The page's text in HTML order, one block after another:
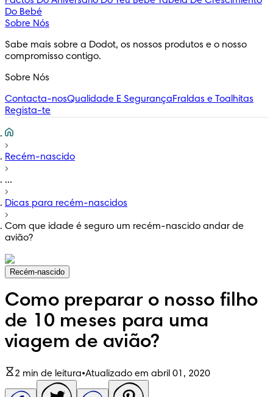
Do Bebé
Sobre Nós
Sabe mais sobre a Dodot, os nossos produtos e o nosso
compromisso contigo.
Sobre Nós
Contacta-nosQualidade E SegurançaFraldas e Toalhitas
Regista-te
Recém-nascido
...
Dicas para recém-nascidos
Com que idade é seguro um recém-nascido andar de
avião?
Recém-nascido
Como preparar o nosso filho
de 10 meses para uma
viagem de avião?
2 min de leitura•Atualizado em abril 01, 2020